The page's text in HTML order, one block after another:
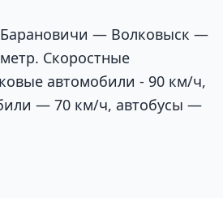
— Волковыск —
Скоростные
автомобили - 90 км/ч,
— 70 км/ч, автобусы —